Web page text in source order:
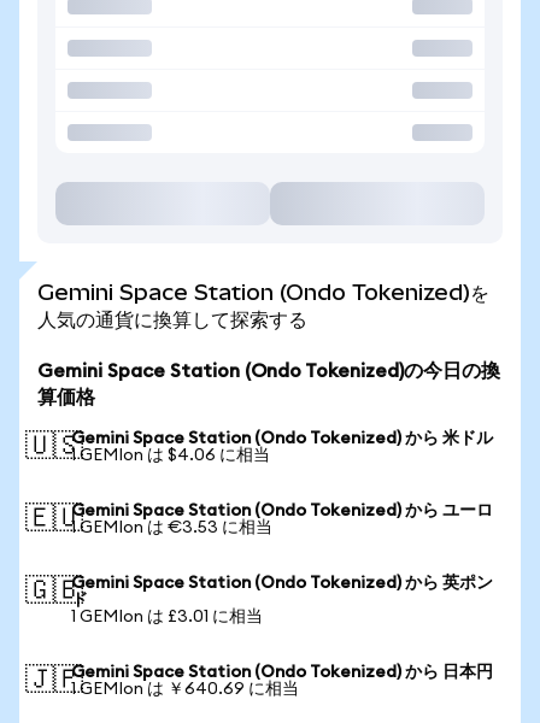
Gemini Space Station (Ondo Tokenized)を
人気の通貨に換算して探索する
Gemini Space Station (Ondo Tokenized)の今日の換
算価格
🇺🇸Gemini Space Station (Ondo Tokenized) から 米ドル
1 GEMIon は $4.06 に相当
🇪🇺Gemini Space Station (Ondo Tokenized) から ユーロ
1 GEMIon は €3.53 に相当
🇬🇧Gemini Space Station (Ondo Tokenized) から 英ポン
ド
1 GEMIon は £3.01 に相当
🇯🇵Gemini Space Station (Ondo Tokenized) から 日本円
1 GEMIon は ￥640.69 に相当